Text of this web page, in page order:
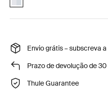
Envio grátis – subscreva
Prazo de devolução de 30
Thule Guarantee